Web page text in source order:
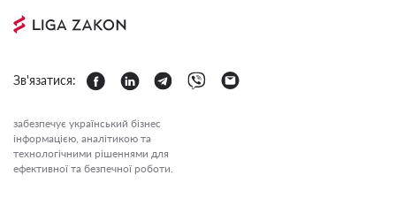
Зв'язатися:
забезпечує український бізнес
інформацією, аналітикою та
технологічними рішеннями для
ефективної та безпечної роботи.